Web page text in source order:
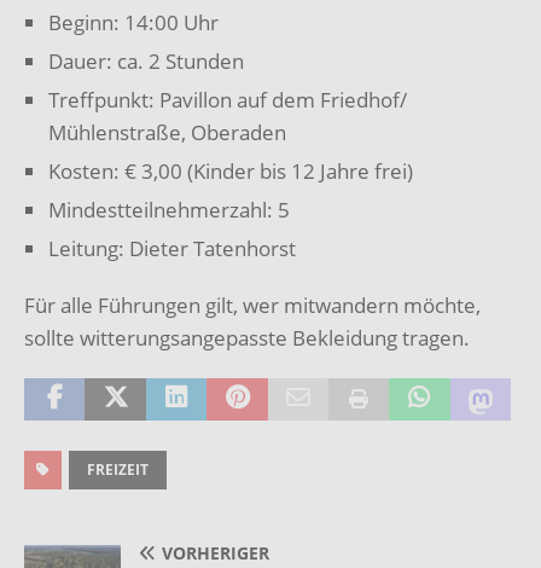
Beginn: 14:00 Uhr
Dauer: ca. 2 Stunden
Treffpunkt: Pavillon auf dem Friedhof/
Mühlenstraße, Oberaden
Kosten: € 3,00 (Kinder bis 12 Jahre frei)
Mindestteilnehmerzahl: 5
Leitung: Dieter Tatenhorst
Für alle Führungen gilt, wer mitwandern möchte,
sollte witterungsangepasste Bekleidung tragen.
FREIZEIT
VORHERIGER